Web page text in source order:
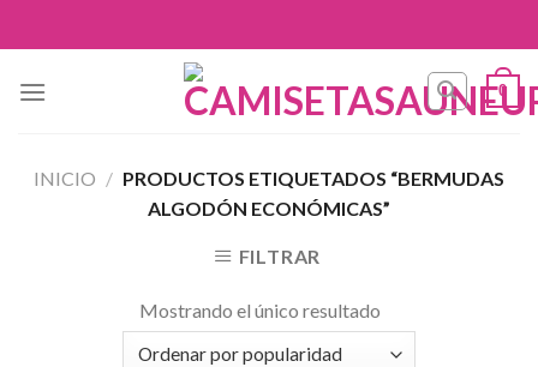
to
0
INICIO / PRODUCTOS ETIQUETADOS “BERMUDAS
ALGODÓN ECONÓMICAS”
FILTRAR
Mostrando el único resultado